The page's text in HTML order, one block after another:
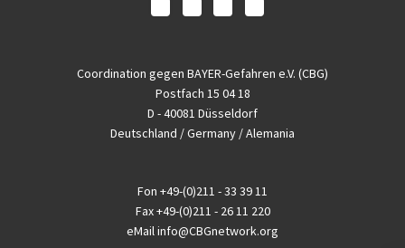
Coordination gegen BAYER-Gefahren e.V. (CBG)
Postfach 15 04 18
D - 40081 Düsseldorf
Deutschland / Germany / Alemania
Fon +49-(0)211 - 33 39 11
Fax+49-(0)211 - 26 11 220
eMailinfo@CBGnetwork.org